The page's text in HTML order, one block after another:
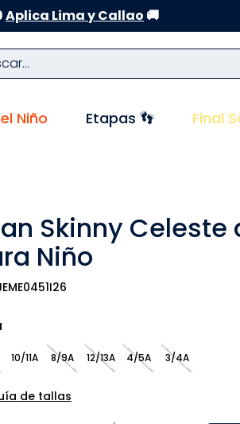
Aplica Lima y Callao 🚚
Niño Etapas 👣 Final
Skinny Celeste
Niño
10/11A 8/9A 12/13A 4/5A 3/4A
de tallas